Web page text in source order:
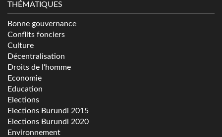
THÉMATIQUES
Bonne gouvernance
Conflits fonciers
Culture
Décentralisation
Droits de l'homme
Economie
Education
Elections
Elections Burundi 2015
Elections Burundi 2020
Environnement